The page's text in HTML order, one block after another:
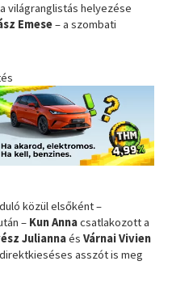
világranglistás helyezése
Emese– a szombati
közül elsőként –
– Kun Annacsatlakozott a
JuliannaésVárnai Vivien
asszót is meg